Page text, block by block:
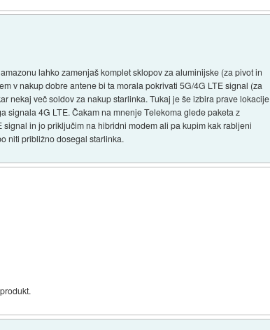
lahko zamenjaš komplet sklopov za aluminijske (za pivot in
v nakup dobre antene bi ta morala pokrivati 5G/4G LTE signal (za
nekaj več soldov za nakup starlinka. Tukaj je še izbira prave lokacije
signala 4G LTE. Čakam na mnenje Telekoma glede paketa z
in jo priključim na hibridni modem ali pa kupim kak rabljeni
niti približno dosegal starlinka.